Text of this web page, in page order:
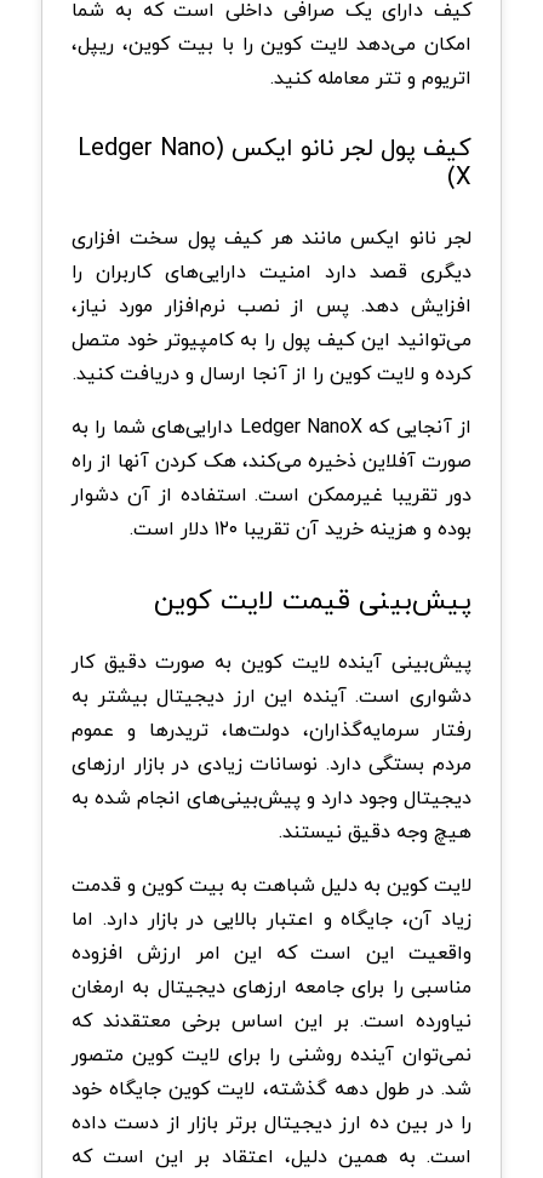
کیف دارای یک صرافی داخلی است که به شما
امکان می‌دهد لایت کوین را با بیت کوین، ریپل،
اتریوم و تتر معامله کنید.
کیف ‌پول لجر نانو ایکس (Ledger Nano
X)
لجر نانو ایکس مانند هر کیف پول سخت افزاری
دیگری قصد دارد امنیت دارایی‌های کاربران را
افزایش دهد. پس از نصب نرم‌افزار مورد نیاز،
می‌توانید این کیف پول را به کامپیوتر خود متصل
کرده و لایت کوین را از آنجا ارسال و دریافت کنید.
از آنجایی که Ledger NanoX دارایی‌های شما را به
صورت آفلاین ذخیره می‌کند، هک کردن آنها از راه
دور تقریبا غیرممکن است. استفاده از آن دشوار
بوده و هزینه خرید آن تقریبا ۱۲۰ دلار است.
پیش‌بینی قیمت لایت کوین
پیش‌بینی آینده لایت کوین به صورت دقیق کار
دشواری است. آینده این ارز دیجیتال بیشتر به
رفتار سرمایه‌گذاران، دولت‌ها، تریدرها و عموم
مردم بستگی دارد. نوسانات زیادی در بازار ارزهای
دیجیتال وجود دارد و پیش‌بینی‌های انجام شده به
هیچ وجه دقیق نیستند.
لایت کوین به دلیل شباهت به بیت کوین و قدمت
زیاد آن، جایگاه و اعتبار بالایی در بازار دارد. اما
واقعیت این است که این امر ارزش افزوده
مناسبی را برای جامعه ارزهای دیجیتال به ارمغان
نیاورده است. بر این اساس برخی معتقدند که
نمی‌توان آینده روشنی را برای لایت کوین متصور
شد. در طول دهه گذشته، لایت کوین جایگاه خود
را در بین ده ارز دیجیتال برتر بازار از دست داده
است. به همین دلیل، اعتقاد بر این است که